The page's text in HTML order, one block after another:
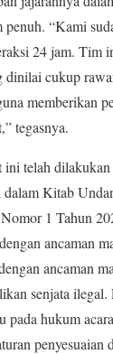
penuh. “Kami
24 jam. Tim
cukup
memberikan
tegasnya.
ini telah
dalam Kitab
1 Tahun
ancaman
ancaman
senjata ilegal.
pada hukum